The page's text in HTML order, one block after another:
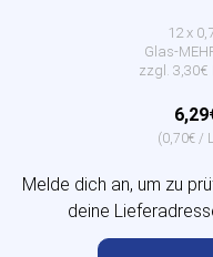
12 x
Glas-
zzgl. 3,30€
(0,70€ /
Melde dich an, um zu
deine